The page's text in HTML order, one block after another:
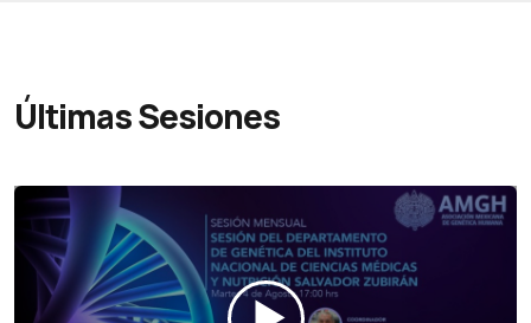
Últimas Sesiones